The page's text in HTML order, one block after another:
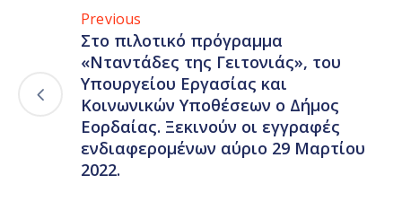
Previous
Στο πιλοτικό πρόγραμμα
«Νταντάδες της Γειτονιάς», του
Υπουργείου Εργασίας και
Κοινωνικών Υποθέσεων ο Δήμος
Εορδαίας. Ξεκινούν οι εγγραφές
ενδιαφερομένων αύριο 29 Μαρτίου
2022.